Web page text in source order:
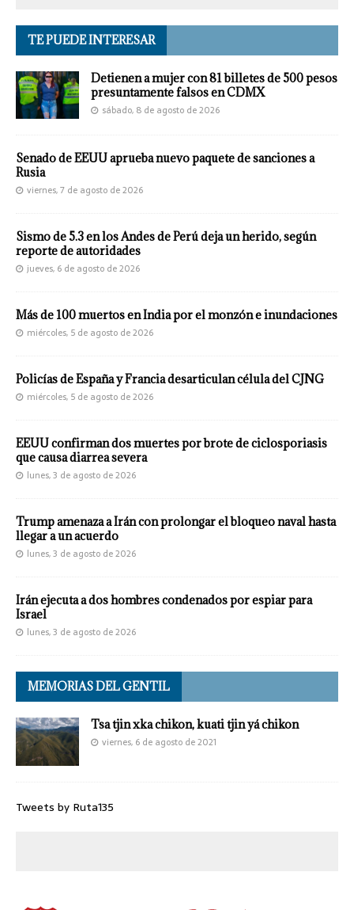
TE PUEDE INTERESAR
Detienen a mujer con 81 billetes de 500 pesos
presuntamente falsos en CDMX
sábado, 8 de agosto de 2026
Senado de EEUU aprueba nuevo paquete de sanciones a
Rusia
viernes, 7 de agosto de 2026
Sismo de 5.3 en los Andes de Perú deja un herido, según
reporte de autoridades
jueves, 6 de agosto de 2026
Más de 100 muertos en India por el monzón e inundaciones
miércoles, 5 de agosto de 2026
Policías de España y Francia desarticulan célula del CJNG
miércoles, 5 de agosto de 2026
EEUU confirman dos muertes por brote de ciclosporiasis
que causa diarrea severa
lunes, 3 de agosto de 2026
Trump amenaza a Irán con prolongar el bloqueo naval hasta
llegar a un acuerdo
lunes, 3 de agosto de 2026
Irán ejecuta a dos hombres condenados por espiar para
Israel
lunes, 3 de agosto de 2026
MEMORIAS DEL GENTIL
Tsa tjin xka chikon, kuati tjin yá chikon
viernes, 6 de agosto de 2021
Tweets by Ruta135